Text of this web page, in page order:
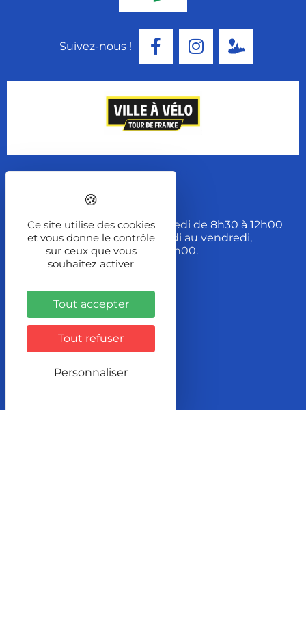
Suivez-nous !
Ouverture du lundi au mercredi de 8h30 à 12h00
et de 13h30 à 17h30 et du jeudi au vendredi,
de 8h30 à 12h00 et 13h30 à 17h00.
Contact
Localisation
2 Rue de la Font
Ce site utilise des cookies
et vous donne le contrôle
sur ceux que vous
souhaitez activer
Tout accepter
Tout refuser
Personnaliser